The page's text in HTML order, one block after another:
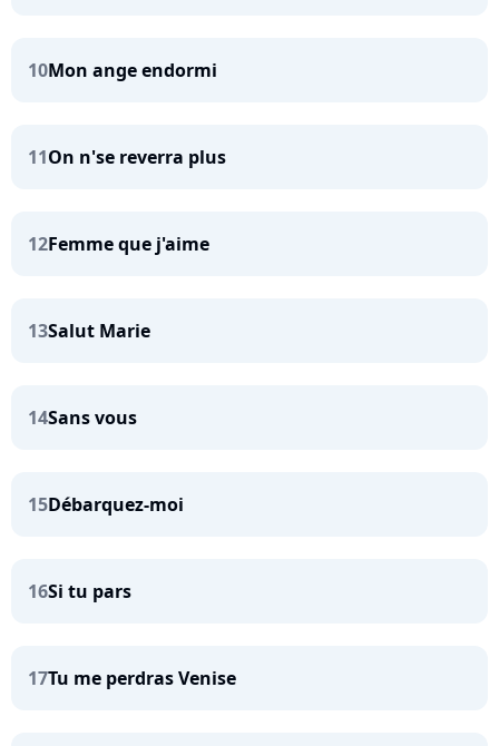
10Mon ange endormi
11On n'se reverra plus
12Femme que j'aime
13Salut Marie
14Sans vous
15Débarquez-moi
16Si tu pars
17Tu me perdras Venise